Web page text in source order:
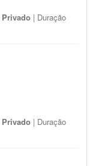
Privado | Duração
Privado | Duração